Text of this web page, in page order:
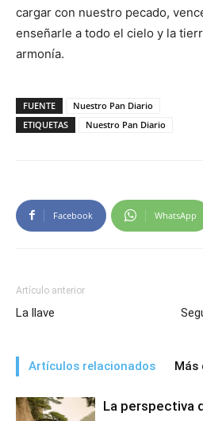
cargar con nuestro pecado,
enseñarle a todo el cielo y la
armonía.
FUENTE
Nuestro Pan Diario
ETIQUETAS
Nuestro Pan Diario
Facebook WhatsApp
Artículo anterior
La llave
Artículos relacionados Más
La perspectiva